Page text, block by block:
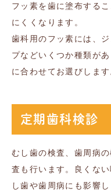
フッ素を歯に塗布する
にくくなります。
歯科用のフッ素には、
プなどいくつか種類が
に合わせてお選びします
定期歯科検診
むし歯の検査、歯周病
査も行います。良くな
し歯や歯周病にも影響